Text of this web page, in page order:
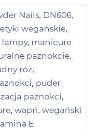
Nails, DN606,
wegańskie,
lampy, manicure
paznokcie,
róż,
, puder
paznokci,
, wapń, wegański
E